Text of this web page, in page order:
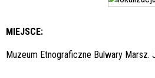
MIEJSCE:
Muzeum Etnograficzne Bulwary Marsz.